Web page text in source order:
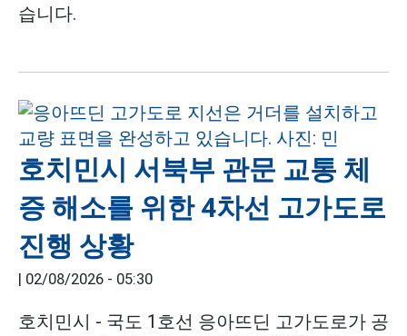
습니다.
호치민시 서북부 관문 교통 체
증 해소를 위한 4차선 고가도로
진행 상황
| 02/08/2026 - 05:30
호치민시 - 국도 1호선 응아뜨딘 고가도로가 공